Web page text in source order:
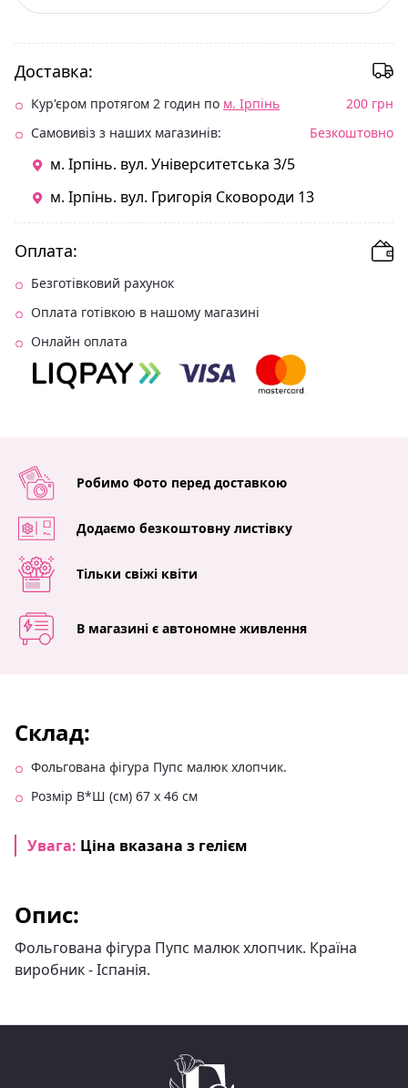
Доставка:
Кур'єром протягом 2 годин по м. Ірпінь
200 грн
Самовивіз з наших магазинів:
Безкоштовно
м. Ірпінь. вул. Університетська 3/5
м. Ірпінь. вул. Григорія Сковороди 13
Оплата:
Безготівковий рахунок
Оплата готівкою в нашому магазині
Онлайн оплата
Робимо Фото перед доставкою
Додаємо безкоштовну листівку
Тільки свіжі квіти
В магазині є автономне живлення
Склад:
Фольгована фігура Пупс малюк хлопчик.
Розмір В*Ш (см) 67 х 46 см
Увага: Ціна вказана з гелієм
Опис:
Фольгована фігура Пупс малюк хлопчик. Країна
виробник - Іспанія.